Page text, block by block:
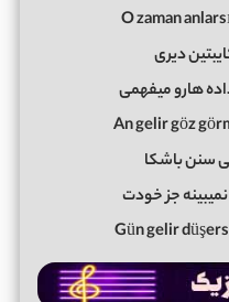
O zaman
دیری
هارو میفهمی
An gelir göz
سنن باشکا
جز خودت
Gün gelir